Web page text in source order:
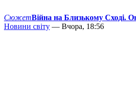
СюжетВійна на Близькому Сході.
Новини світу — Вчора, 18:56